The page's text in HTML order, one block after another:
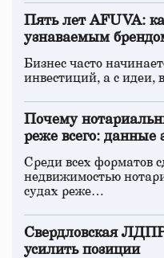
Пять лет AFUVA:
узнаваемым
Бизнес часто
инвестиций, а с идеи,
Почему
реже всего: данные
Среди всех форматов
недвижимостью
судах реже…
Свердловская
усилить позиции